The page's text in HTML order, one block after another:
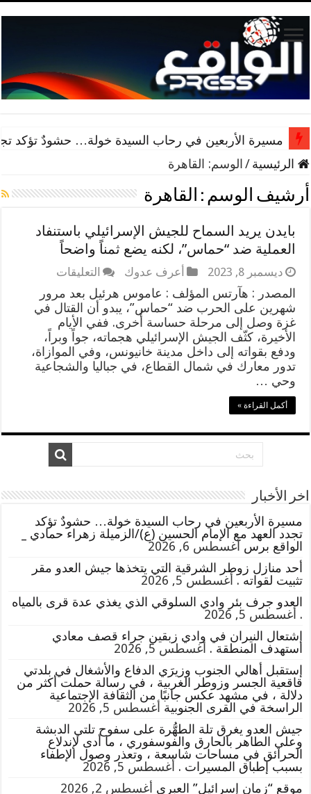
مسيرة الأربعين في رحاب السيدة خولة… حشودٌ تؤكد
الرئيسية / الوسم: القاهرة
أرشيف الوسم : القاهرة
بايدن يريد السماح للجيش الإسرائيلي باستنفاد
العملية ضد “حماس”، لكنه يضع ثمناً واضحاً
ديسمبر 8, 2023 أعرف عدوك التعليقات
يريد
السماح
للجيش
الإسرائيلي
باستنفاد
العملية
ثمناً
واضحاً
مغلقة
المصدر : هآرتس المؤلف : عاموس هرئيل بعد مرور
شهرين على الحرب ضد “حماس”، يبدو أن القتال في
غزة وصل إلى مرحلة حساسة أُخرى. ففي الأيام
الأخيرة، كثّف الجيش الإسرائيلي هجماته، جواً وبراً،
ودفع بقواته إلى داخل مدينة خانيونس، وفي الموازاة،
تدور معارك في شمال القطاع، في جباليا والشجاعية
وحي …
أكمل القراءة »
اخر الأخبار
مسيرة الأربعين في رحاب السيدة خولة… حشودٌ تؤكد
تجدد العهد مع الإمام الحسين (ع)/الزميلة زهراء حمادي _
الواقع برس أغسطس 6, 2026
أحد منازل زوطر الشرقية التي يتخذها جيش العدو مقر
تثبيت لقواته . أغسطس 5, 2026
العدو جرف بئر وادي السلوقي الذي يغذي عدة قرى بالمياه
. أغسطس 5, 2026
إشتعال النيران في وادي زبقين جراء قصف معادي
استهدف المنطقة . أغسطس 5, 2026
إستقبل أهالي الجنوب وزيرَي الدفاع والأشغال في بلدتي
قاقعية الجسر وزوطر الغربية ، في رسالة حملت أكثر من
دلالة ، في مشهد عكس جانبًا من الثقافة الإجتماعية
الراسخة في القرى الجنوبية أغسطس 5, 2026
جيش العدو يغرق تلة الطهُّرة على سفوح تلتي الدبشة
وعلي الطاهر بالحارق والفوسفوري ، ما أدى لإندلاع
الحرائق في مساحات شاسعة ، وتعذر وصول الإطفاء
بسبب إطباق المسيرات . أغسطس 5, 2026
موقع “زمان إسرائيل” العبري أغسطس 2, 2026